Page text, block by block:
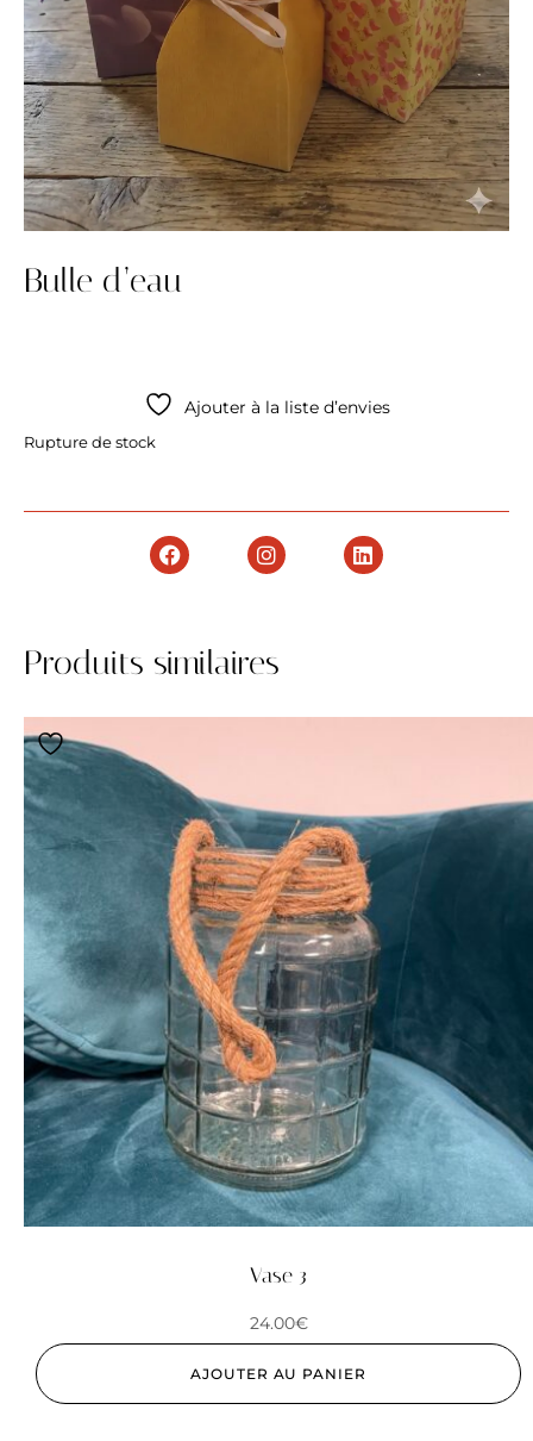
Bulle d’eau
Ajouter à la liste d’envies
Rupture de stock
Produits similaires
Vase 3
24.00€
AJOUTER AU PANIER